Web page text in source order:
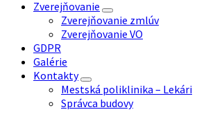
Zverejňovanie
Zverejňovanie zmlúv
Zverejňovanie VO
GDPR
Galérie
Kontakty
Mestská poliklinika – Lekári
Správca budovy